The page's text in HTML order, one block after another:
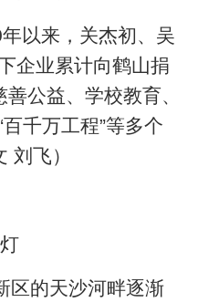
以来，关杰初、吴
企业累计向鹤山捐
公益、学校教育、
千万工程”等多个
刘飞）
区的天沙河畔逐渐